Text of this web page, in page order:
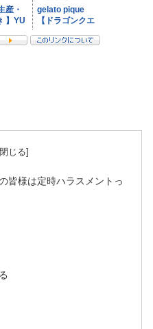
皆様は定時ハラスメントっ